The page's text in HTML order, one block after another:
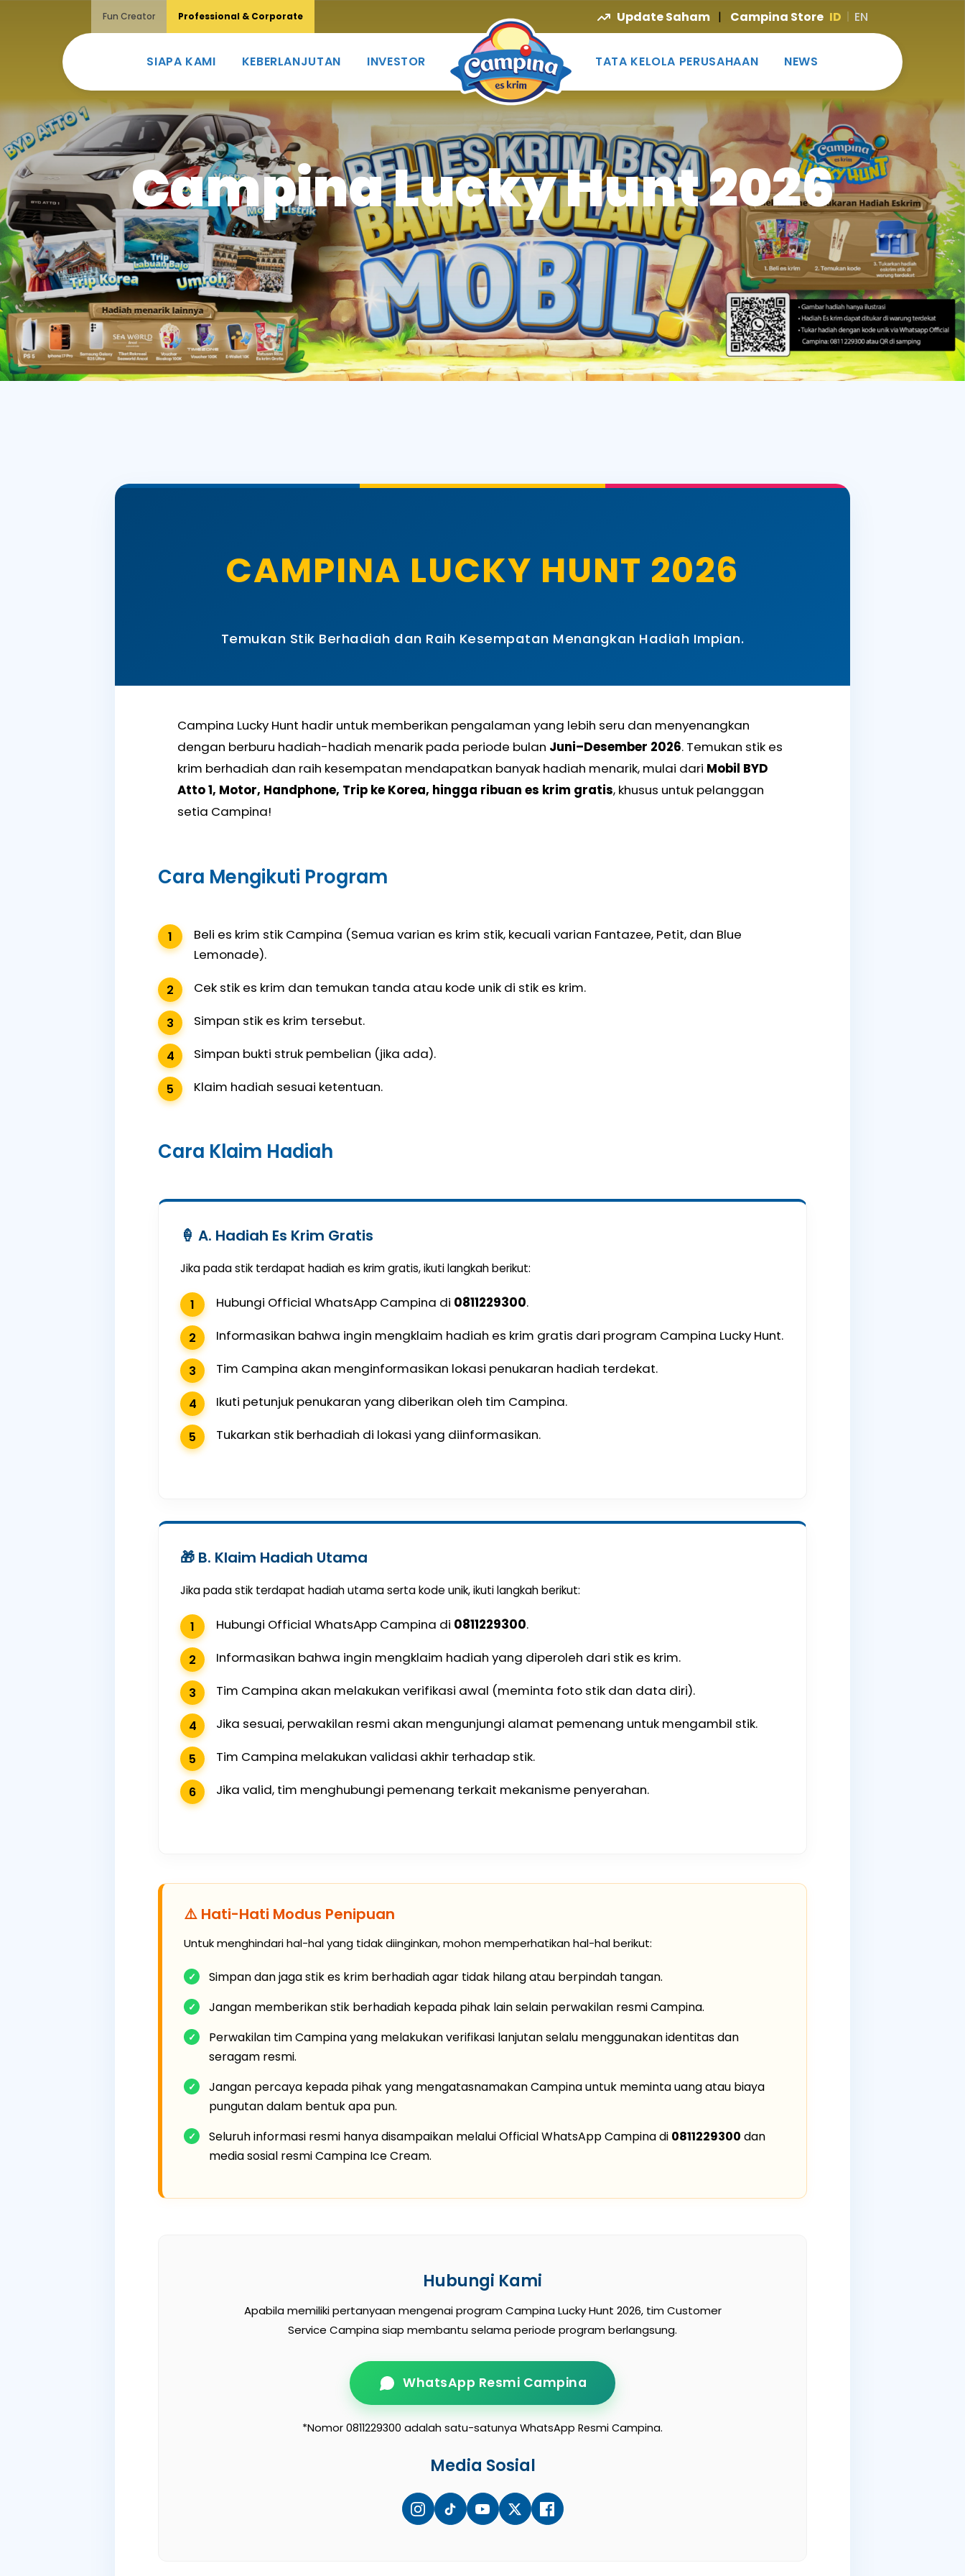
Fun Creator Professional & Corporate Update Saham | Campina Store ID EN
SIAPA KAMI KEBERLANJUTAN INVESTOR TATA KELOLA PERUSAHAAN NEWS
‎Campina Lucky Hunt 2026
CAMPINA LUCKY HUNT 2026
Temukan Stik Berhadiah dan Raih Kesempatan Menangkan Hadiah Impian.
Campina Lucky Hunt hadir untuk memberikan pengalaman yang lebih seru dan menyenangkan
dengan berburu hadiah-hadiah menarik pada periode bulan Juni–Desember 2026. Temukan stik es
krim berhadiah dan raih kesempatan mendapatkan banyak hadiah menarik, mulai dari Mobil BYD
Atto 1, Motor, Handphone, Trip ke Korea, hingga ribuan es krim gratis, khusus untuk pelanggan
setia Campina!
Cara Mengikuti Program
Beli es krim stik Campina (Semua varian es krim stik, kecuali varian Fantazee, Petit, dan Blue
Lemonade).
Cek stik es krim dan temukan tanda atau kode unik di stik es krim.
Simpan stik es krim tersebut.
Simpan bukti struk pembelian (jika ada).
Klaim hadiah sesuai ketentuan.
Cara Klaim Hadiah
🍦 A. Hadiah Es Krim Gratis
Jika pada stik terdapat hadiah es krim gratis, ikuti langkah berikut:
Hubungi Official WhatsApp Campina di 0811229300.
Informasikan bahwa ingin mengklaim hadiah es krim gratis dari program Campina Lucky Hunt.
Tim Campina akan menginformasikan lokasi penukaran hadiah terdekat.
Ikuti petunjuk penukaran yang diberikan oleh tim Campina.
Tukarkan stik berhadiah di lokasi yang diinformasikan.
🎁 B. Klaim Hadiah Utama
Jika pada stik terdapat hadiah utama serta kode unik, ikuti langkah berikut:
Hubungi Official WhatsApp Campina di 0811229300.
Informasikan bahwa ingin mengklaim hadiah yang diperoleh dari stik es krim.
Tim Campina akan melakukan verifikasi awal (meminta foto stik dan data diri).
Jika sesuai, perwakilan resmi akan mengunjungi alamat pemenang untuk mengambil stik.
Tim Campina melakukan validasi akhir terhadap stik.
Jika valid, tim menghubungi pemenang terkait mekanisme penyerahan.
⚠️ Hati-Hati Modus Penipuan
Untuk menghindari hal-hal yang tidak diinginkan, mohon memperhatikan hal-hal berikut:
Simpan dan jaga stik es krim berhadiah agar tidak hilang atau berpindah tangan.
Jangan memberikan stik berhadiah kepada pihak lain selain perwakilan resmi Campina.
Perwakilan tim Campina yang melakukan verifikasi lanjutan selalu menggunakan identitas dan
seragam resmi.
Jangan percaya kepada pihak yang mengatasnamakan Campina untuk meminta uang atau biaya
pungutan dalam bentuk apa pun.
Seluruh informasi resmi hanya disampaikan melalui Official WhatsApp Campina di 0811229300 dan
media sosial resmi Campina Ice Cream.
Hubungi Kami
Apabila memiliki pertanyaan mengenai program Campina Lucky Hunt 2026, tim Customer
Service Campina siap membantu selama periode program berlangsung.
WhatsApp Resmi Campina
*Nomor 0811229300 adalah satu-satunya WhatsApp Resmi Campina.
Media Sosial